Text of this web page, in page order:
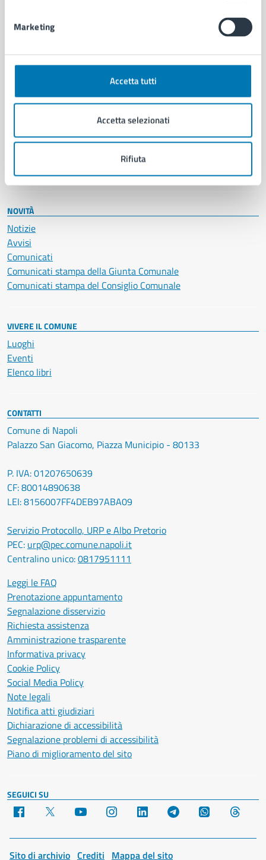
Marketing
Accetta tutti
Accetta selezionati
Rifiuta
Ambiente
Cultura e tempo libero
Educazione e formazione
Giustizia e sicurezza pubblica
Salute, benessere e assistenza
NOVITÀ
Notizie
Avvisi
Comunicati
Comunicati stampa della Giunta Comunale
Comunicati stampa del Consiglio Comunale
VIVERE IL COMUNE
Luoghi
Eventi
Elenco libri
CONTATTI
Comune di Napoli
Palazzo San Giacomo, Piazza Municipio - 80133
P. IVA: 01207650639
CF: 80014890638
LEI: 8156007FF4DEB97ABA09
Servizio Protocollo, URP e Albo Pretorio
PEC: urp@pec.comune.napoli.it
Centralino unico:0817951111
Leggi le FAQ
Prenotazione appuntamento
Segnalazione disservizio
Richiesta assistenza
Amministrazione trasparente
Informativa privacy
Cookie Policy
Social Media Policy
Note legali
Notifica atti giudiziari
Dichiarazione di accessibilità
Segnalazione problemi di accessibilità
Piano di miglioramento del sito
SEGUICI SU
Facebook YouTube Instagram LinkedIn Telegram WhatsApp
Sito di archivio Crediti Mappa del sito